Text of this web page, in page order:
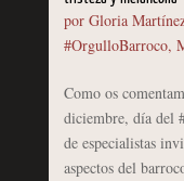
por Gloria
#OrgulloBarroco,
Como os
diciembre, día del
de especialistas
aspectos del